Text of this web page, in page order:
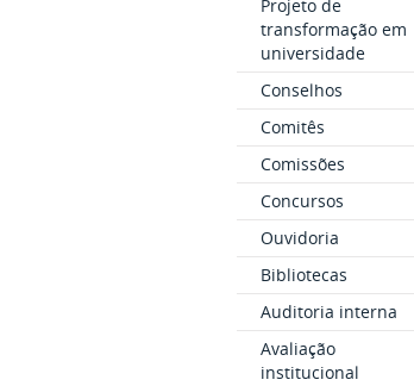
Projeto de
transformação em
universidade
Conselhos
Comitês
Comissões
Concursos
Ouvidoria
Bibliotecas
Auditoria interna
Avaliação
institucional